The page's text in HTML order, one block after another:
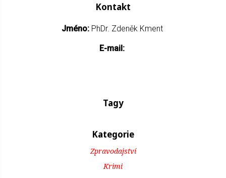
Kontakt
Jméno: PhDr. Zdeněk Kment
E-mail:
Tagy
Kategorie
Zpravodajství
Krimi